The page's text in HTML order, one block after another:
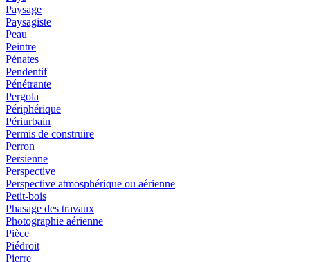
Paysage
Paysagiste
Peau
Peintre
Pénates
Pendentif
Pénétrante
Pergola
Périphérique
Périurbain
Permis de construire
Perron
Persienne
Perspective
Perspective atmosphérique ou aérienne
Petit-bois
Phasage des travaux
Photographie aérienne
Pièce
Piédroit
Pierre